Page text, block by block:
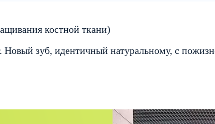
костной ткани)
зуб, идентичный натуральному, с